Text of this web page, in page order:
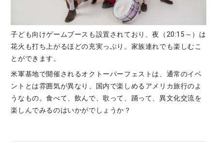
子ども向けゲームブースも設置されており、夜（20:15～）は
花火も打ち上がるほどの充実っぷり。家族連れでも楽しむこ
とができます。
米軍基地で開催されるオクトーバーフェストは、通常のイベ
ントとは雰囲気が異なり、国内で楽しめるアメリカ旅行のよ
うなもの。食べて、飲んで、歌って、踊って、異文化交流を
楽しんでみるのはいかがでしょうか？